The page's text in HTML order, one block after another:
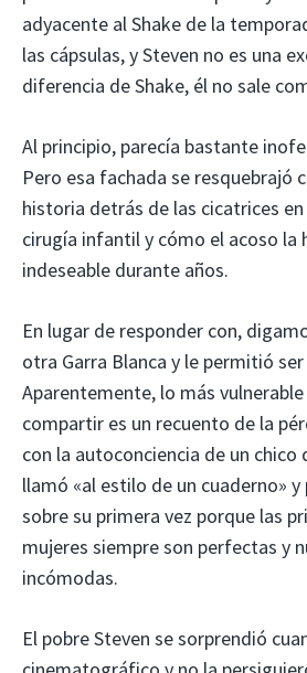
adyacente al Shake de la
las cápsulas, y Steven no es una
diferencia de Shake, él no sale
Al principio, parecía bastante
Pero esa fachada se resquebrajó
historia detrás de las cicatrices en
cirugía infantil y cómo el acoso la
indeseable durante años.
En lugar de responder con,
otra Garra Blanca y le permitió
Aparentemente, lo más
compartir es un recuento de la
con la autoconciencia de un chico
llamó «al estilo de un cuaderno»
sobre su primera vez porque las
mujeres siempre son perfectas y
incómodas.
El pobre Steven se sorprendió